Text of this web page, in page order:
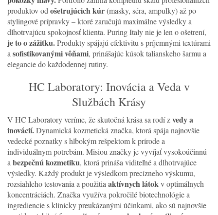
produktov od ošetrujúcich kúr(masky, séra, ampulky) až po
stylingové prípravky – ktoré zaručujú maximálne výsledky a
dlhotrvajúcu spokojnosť klienta. Puring Italy nie je len o ošetrení,
je to o zážitku.Produkty spájajú efektivitu s príjemnými textúrami
a sofistikovanými vôňami, prinášajúc kúsok talianskeho šarmu a
elegancie do každodennej rutiny.
HC Laboratory: Inovácia a Veda v
Službách Krásy
V HC Laboratory veríme, že skutočná krása sa rodí zvedy a
inovácií.Dynamická kozmetická značka, ktorá spája najnovšie
vedecké poznatky s hlbokým rešpektom k prírode a
individuálnym potrebám. Misiou značky je vyvíjať vysokoúčinnú
a bezpečnú kozmetiku, ktorá prináša viditeľné a dlhotrvajúce
výsledky. Každý produkt je výsledkom precízneho výskumu,
rozsiahleho testovania a použitia aktívnych látokv optimálnych
koncentráciách. Značka využíva pokročilé biotechnológie a
ingrediencie s klinicky preukázanými účinkami, ako sú najnovšie